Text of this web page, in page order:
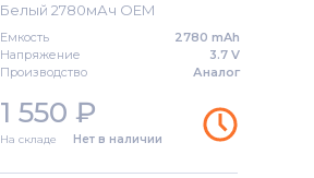
Белый 2780мАч OEM
Емкость
2780 mAh
Напряжение
3.7 V
Производство
Аналог
1 550 ₽
На складе Нет в наличии